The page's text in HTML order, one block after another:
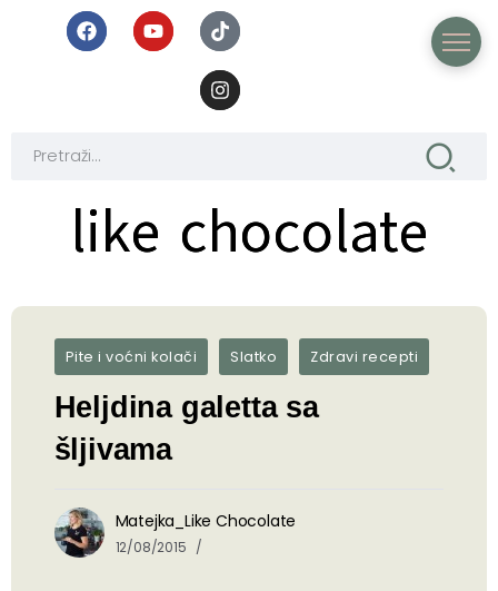
like chocolate
like chocolate
Pite i voćni kolači Slatko Zdravi recepti
Heljdina galetta sa
šljivama
Matejka_Like Chocolate
12/08/2015